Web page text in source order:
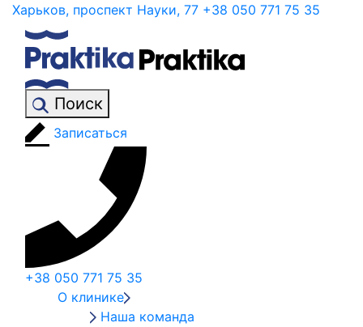
Харьков, проспект Науки, 77 +38 050 771 75 35
Поиск
Записаться
+38 050 771 75 35
О клинике
Наша команда